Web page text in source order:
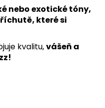
nebo exotické tóny,
které si
kvalitu,vášeň a